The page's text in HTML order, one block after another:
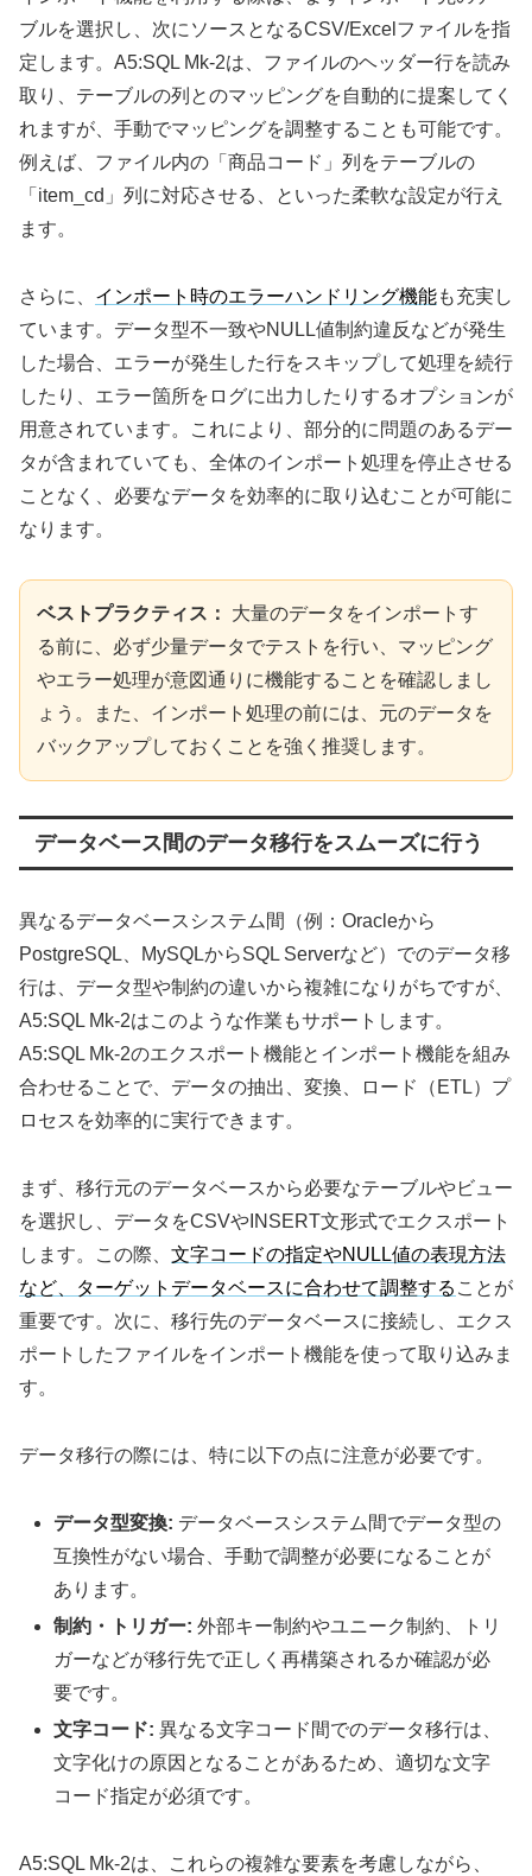
ブルを選択し、次にソースとなるCSV/Excelファイルを指
定します。A5:SQL Mk-2は、ファイルのヘッダー行を読み
取り、テーブルの列とのマッピングを自動的に提案してく
れますが、手動でマッピングを調整することも可能です。
例えば、ファイル内の「商品コード」列をテーブルの
「item_cd」列に対応させる、といった柔軟な設定が行え
ます。
さらに、 インポート時のエラーハンドリング機能も充実し
ています。データ型不一致やNULL値制約違反などが発生
した場合、エラーが発生した行をスキップして処理を続行
したり、エラー箇所をログに出力したりするオプションが
用意されています。これにより、部分的に問題のあるデー
タが含まれていても、全体のインポート処理を停止させる
ことなく、必要なデータを効率的に取り込むことが可能に
なります。
ベストプラクティス：
大量のデータをインポートす
る前に、必ず少量データでテストを行い、マッピング
やエラー処理が意図通りに機能することを確認しまし
ょう。また、インポート処理の前には、元のデータを
バックアップしておくことを強く推奨します。
データベース間のデータ移行をスムーズに行う
異なるデータベースシステム間（例：Oracleから
PostgreSQL、MySQLからSQL Serverなど）でのデータ移
行は、データ型や制約の違いから複雑になりがちですが、
A5:SQL Mk-2はこのような作業もサポートします。
A5:SQL Mk-2のエクスポート機能とインポート機能を組み
合わせることで、データの抽出、変換、ロード（ETL）プ
ロセスを効率的に実行できます。
まず、移行元のデータベースから必要なテーブルやビュー
を選択し、データをCSVやINSERT文形式でエクスポート
します。この際、 文字コードの指定やNULL値の表現方法
など、ターゲットデータベースに合わせて調整する ことが
重要です。次に、移行先のデータベースに接続し、エクス
ポートしたファイルをインポート機能を使って取り込みま
す。
データ移行の際には、特に以下の点に注意が必要です。
データ型変換: データベースシステム間でデータ型の
互換性がない場合、手動で調整が必要になることが
あります。
制約・トリガー: 外部キー制約やユニーク制約、トリ
ガーなどが移行先で正しく再構築されるか確認が必
要です。
文字コード: 異なる文字コード間でのデータ移行は、
文字化けの原因となることがあるため、適切な文字
コード指定が必須です。
A5:SQL Mk-2は、これらの複雑な要素を考慮しながら、